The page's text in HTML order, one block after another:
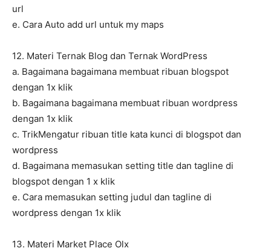
url
e. Cara Auto add url untuk my maps
12. Materi Ternak Blog dan Ternak WordPress
a. Bagaimana bagaimana membuat ribuan blogspot
dengan 1x klik
b. Bagaimana bagaimana membuat ribuan wordpress
dengan 1x klik
c. TrikMengatur ribuan title kata kunci di blogspot dan
wordpress
d. Bagaimana memasukan setting title dan tagline di
blogspot dengan 1 x klik
e. Cara memasukan setting judul dan tagline di
wordpress dengan 1x klik
13. Materi Market Place Olx